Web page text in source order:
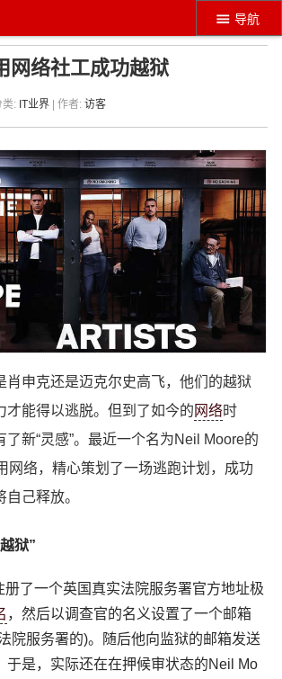
导航
网络社工成功越狱
类: IT业界 | 作者:访客
肖申克还是迈克尔史高飞，他们的越狱
才能得以逃脱。但到了如今的 网络时
了新“灵感”。最近一个名为Neil Moore的
网络，精心策划了一场逃跑计划，成功
己释放。
狱”
册了一个英国真实法院服务署官方地址极
，然后以调查官的名义设置了一个邮箱
院服务署的)。随后他向监狱的邮箱发送
于是，实际还在在押候审状态的Neil Mo